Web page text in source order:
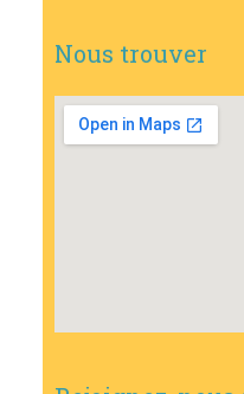
Nous trouver